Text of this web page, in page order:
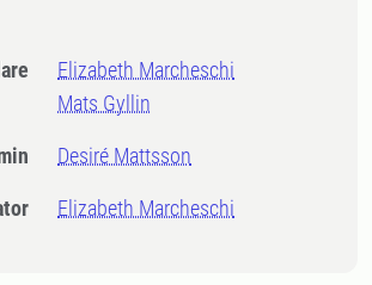
Elizabeth Marcheschi
Mats Gyllin
Desiré Mattsson
Elizabeth Marcheschi